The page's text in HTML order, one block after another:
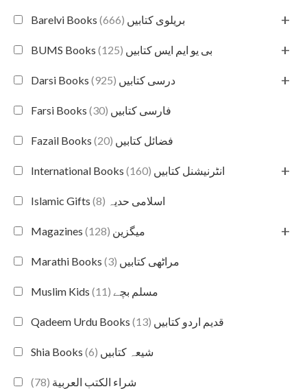
Barelvi Books بریلوی کتابیں (666) +
BUMS Books بی یو ایم ایس کتابیں (125) +
Darsi Books درسی کتابیں (925) +
Farsi Books فارسی کتابیں (30)
Fazail Books فضائل کتابیں (20)
International Books انٹرنیشنل کتابیں (160) +
Islamic Gifts اسلامی حدیہ (8)
Magazines میگزین (128) +
Marathi Books مراٹھی کتابیں (3)
Muslim Kids مسلم بچے (11)
Qadeem Urdu Books قدیم اردو کتابیں (13)
Shia Books شیعہ کتابیں (6)
شراء الكتب العربية (78)